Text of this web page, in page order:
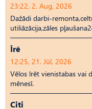
23:22, 2. Aug, 2026
Dažādi darbi-
utiliāzācija,zāles
Īrē
12:25, 21. Jūl, 2026
Vēlos īrēt vienistabas vai
mēnesī.
Citi